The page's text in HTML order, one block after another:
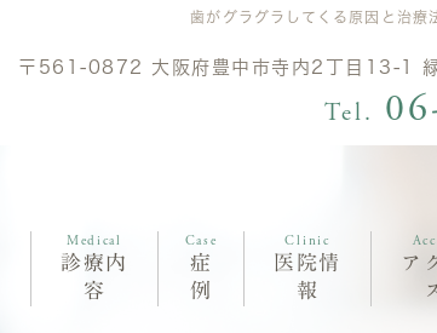
歯がグラグラしてくる原因と治
〒561-0872 大阪府豊中市寺内2丁目13-1
Tel.
Medical
診療内
容
Case
症
例
Clinic
医院情
報
ア